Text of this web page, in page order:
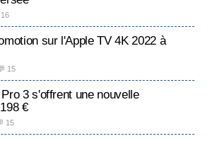
sur l'Apple TV 4K 2022 à
15
3 s'offrent une nouvelle
€
15